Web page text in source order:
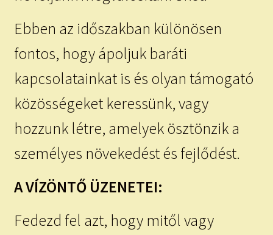
Ebben az időszakban különösen
fontos, hogy ápoljuk baráti
kapcsolatainkat is és olyan támogató
közösségeket keressünk, vagy
hozzunk létre, amelyek ösztönzik a
személyes növekedést és fejlődést.
A VÍZÖNTŐ ÜZENETEI:
Fedezd fel azt, hogy mitől vagy